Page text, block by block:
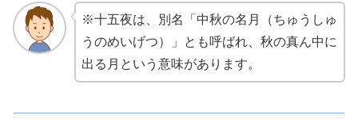
※十五夜は、別名「中秋の名月（ちゅうしゅ
うのめいげつ）」とも呼ばれ、秋の真ん中に
出る月という意味があります。